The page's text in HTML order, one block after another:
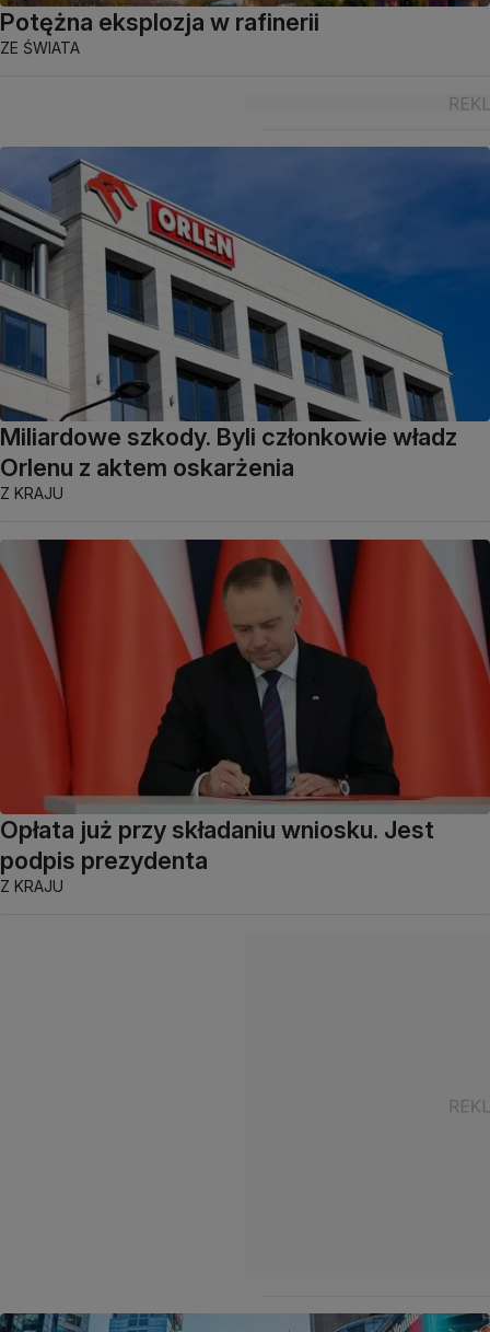
Potężna eksplozja w rafinerii
ZE ŚWIATA
Miliardowe szkody. Byli członkowie władz
Orlenu z aktem oskarżenia
Z KRAJU
Opłata już przy składaniu wniosku. Jest
podpis prezydenta
Z KRAJU